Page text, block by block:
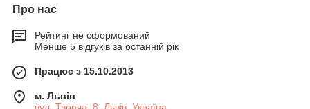
Про нас
Рейтинг не сформований
Менше 5 відгуків за останній рік
Працює з 15.10.2013
м. Львів